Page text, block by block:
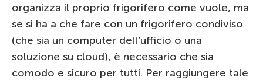
organizza il proprio frigorifero come vuole, ma
se si ha a che fare con un frigorifero condiviso
(che sia un computer dell’ufficio o una
soluzione su cloud), è necessario che sia
comodo e sicuro per tutti. Per raggiungere tale